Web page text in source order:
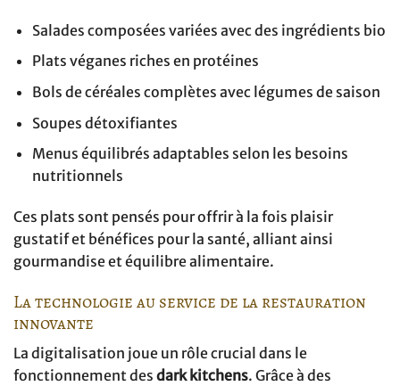
Salades composées variées avec des ingrédients bio
Plats véganes riches en protéines
Bols de céréales complètes avec légumes de saison
Soupes détoxifiantes
Menus équilibrés adaptables selon les besoins
nutritionnels
Ces plats sont pensés pour offrir à la fois plaisir
gustatif et bénéfices pour la santé, alliant ainsi
gourmandise et équilibre alimentaire.
La technologie au service de la restauration
innovante
La digitalisation joue un rôle crucial dans le
fonctionnement des dark kitchens. Grâce à des